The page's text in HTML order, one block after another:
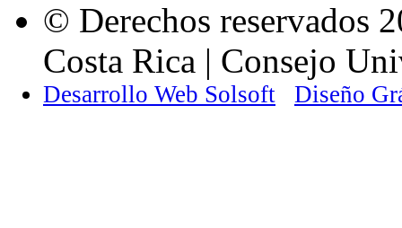
© Derechos reservados
Costa Rica | Consejo
Desarrollo Web Solsoft Diseño